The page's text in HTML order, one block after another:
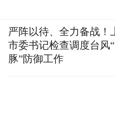
严阵以待、全力备战！
市委书记检查调度台风
豚”防御工作